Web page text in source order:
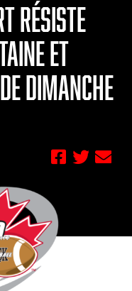
RÉSISTE
ET
DIMANCHE